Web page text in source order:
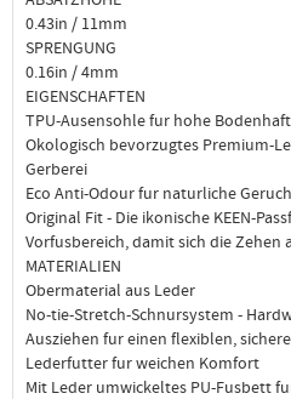
0.43in / 11mm
SPRENGUNG
0.16in / 4mm
EIGENSCHAFTEN
TPU-Ausensohle fur hohe
Okologisch bevorzugtes Premium-
Gerberei
Eco Anti-Odour fur naturliche
Original Fit - Die ikonische KEEN-
Vorfusbereich, damit sich die Zehen
MATERIALIEN
Obermaterial aus Leder
No-tie-Stretch-Schnursystem -
Ausziehen fur einen flexiblen,
Lederfutter fur weichen Komfort
Mit Leder umwickeltes PU-Fusbett